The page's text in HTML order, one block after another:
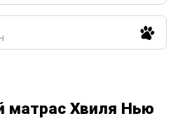
матрас Хвиля Нью